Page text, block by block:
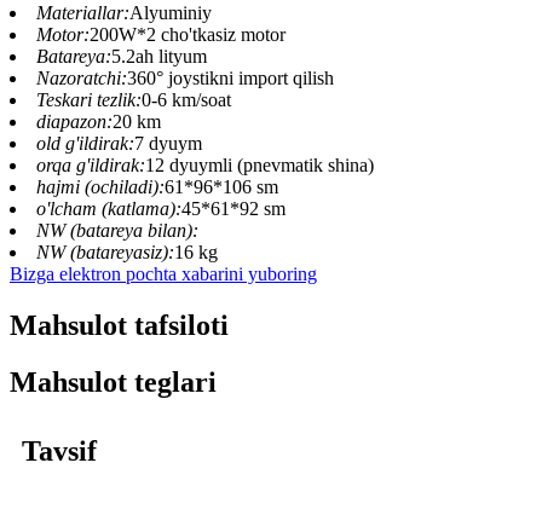
Materiallar:Alyuminiy
Motor:200W*2 cho'tkasiz motor
Batareya:5.2ah lityum
Nazoratchi:360° joystikni import qilish
Teskari tezlik:0-6 km/soat
diapazon:20 km
old g'ildirak:7 dyuym
orqa g'ildirak:12 dyuymli (pnevmatik shina)
hajmi (ochiladi):61*96*106 sm
o'lcham (katlama):45*61*92 sm
NW (batareya bilan):
NW (batareyasiz):16 kg
Bizga elektron pochta xabarini yuboring
Mahsulot tafsiloti
Mahsulot teglari
Tavsif